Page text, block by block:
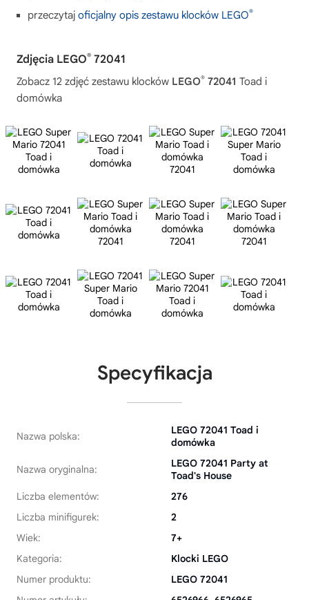
przeczytaj oficjalny opis zestawu klocków LEGO®
Zdjęcia LEGO® 72041
Zobacz 12 zdjęć zestawu klocków LEGO® 72041 Toad i
domówka
Specyfikacja
Nazwa polska:
LEGO 72041 Toad i
domówka
Nazwa oryginalna:
LEGO 72041 Party at
Toad's House
Liczba elementów:
276
Liczba minifigurek:
2
Wiek:
7+
Kategoria:
Klocki LEGO
Numer produktu:
LEGO 72041